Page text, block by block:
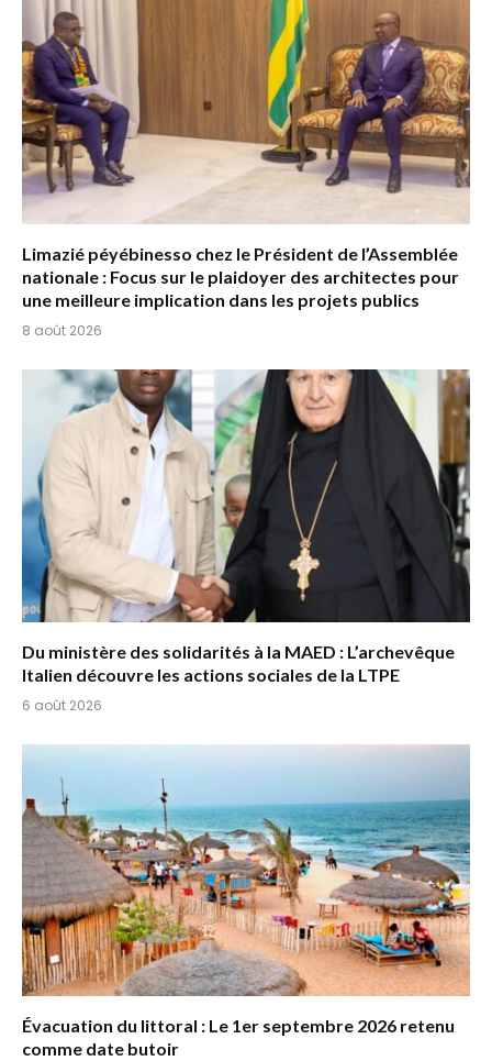
Limazié péyébinesso chez le Président de l’Assemblée
nationale : Focus sur le plaidoyer des architectes pour
une meilleure implication dans les projets publics
8 août 2026
Du ministère des solidarités à la MAED : L’archevêque
Italien découvre les actions sociales de la LTPE
6 août 2026
Évacuation du littoral : Le 1er septembre 2026 retenu
comme date butoir